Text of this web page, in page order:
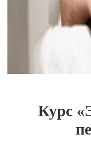
Курс